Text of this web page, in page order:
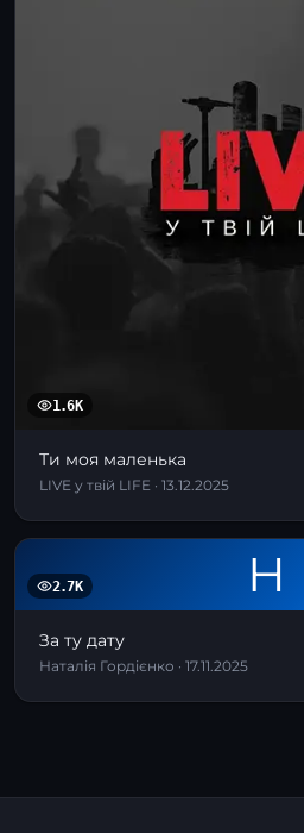
1.6K
Ти моя маленька
LIVE у твій LIFE · 13.12.2025
Н
2.7K
За ту дату
Наталія Гордієнко · 17.11.2025